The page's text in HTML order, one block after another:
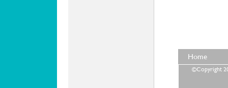
Home
©Copyright